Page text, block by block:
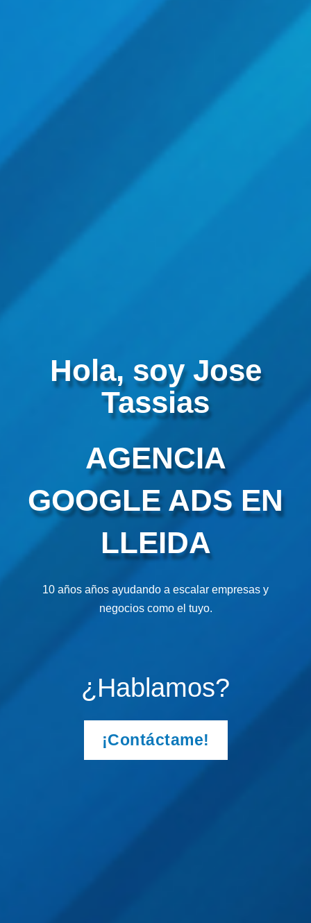
Hola, soy Jose
Tassias
AGENCIA
GOOGLE ADS EN
LLEIDA
10 años años ayudando a escalar empresas y
negocios como el tuyo.
¿Hablamos?
¡Contáctame!